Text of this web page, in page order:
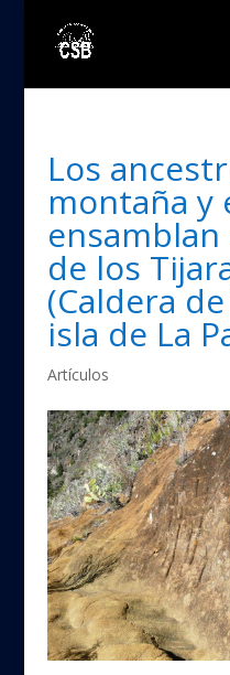
Los
montaña y
de los
(Caldera
isla de La
Artículos